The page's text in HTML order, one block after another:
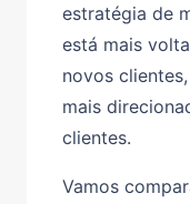
estratégia de
está mais
novos
mais
clientes.
Vamos